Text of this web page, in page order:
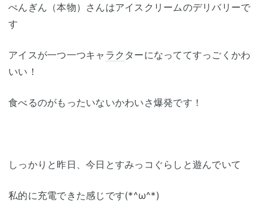
ぺんぎん（本物）さんはアイスクリームのデリバリーで
す
アイスが一つ一つキャ ラク ターになっててすっごくかわ
いい！
食べるのがもったいないかわいさ爆発です！
しっかりと昨日、今日とすみっコぐらしと遊んでいて
私的に充電できた感じです(*^ω^*)